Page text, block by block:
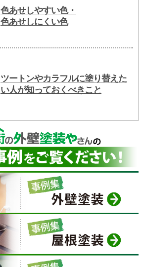
色あせしやすい色・
色あせしにくい色
ツートンやカラフルに塗り替えた
い人が知っておくべきこと